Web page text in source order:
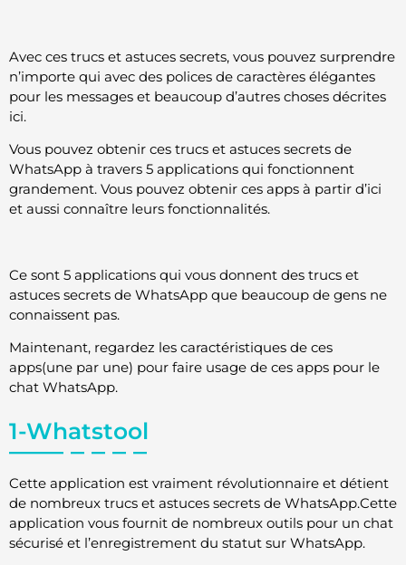
Avec ces trucs et astuces secrets, vous pouvez surprendre
n’importe qui avec des polices de caractères élégantes
pour les messages et beaucoup d’autres choses décrites
ici.
Vous pouvez obtenir ces trucs et astuces secrets de
WhatsApp à travers 5 applications qui fonctionnent
grandement. Vous pouvez obtenir ces apps à partir d’ici
et aussi connaître leurs fonctionnalités.
Ce sont 5 applications qui vous donnent des trucs et
astuces secrets de WhatsApp que beaucoup de gens ne
connaissent pas.
Maintenant, regardez les caractéristiques de ces
apps(une par une) pour faire usage de ces apps pour le
chat WhatsApp.
1-Whatstool
Cette application est vraiment révolutionnaire et détient
de nombreux trucs et astuces secrets de WhatsApp.Cette
application vous fournit de nombreux outils pour un chat
sécurisé et l’enregistrement du statut sur WhatsApp.